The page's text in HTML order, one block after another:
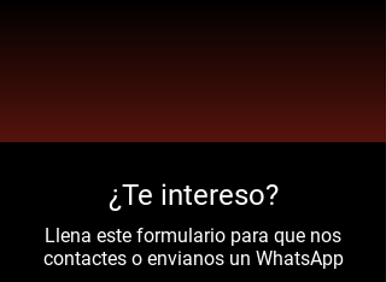
¿Te intereso?
Llena este formulario para que nos
contactes o envianos un WhatsApp